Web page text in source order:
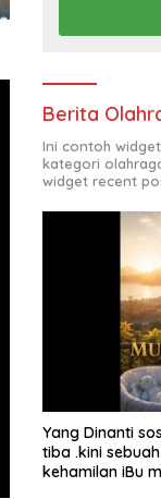
Berita
Ini contoh
kategori
widget recent
Yang Dinanti
tiba .kini
kehamilan iBu